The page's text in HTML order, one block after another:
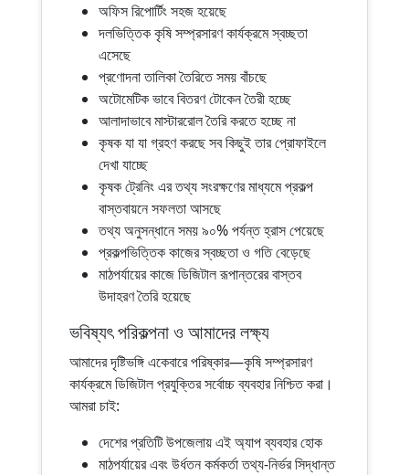
অফিস রিপোর্টিং সহজ হয়েছে
দলভিত্তিক কৃষি সম্প্রসারণ কার্যক্রমে স্বচ্ছতা
এসেছে
প্রণোদনা তালিকা তৈরিতে সময় বাঁচছে
অটোমেটিক ভাবে বিতরণ টোকেন তৈরী হচ্ছে
আলাদাভাবে মাস্টাররোল তৈরি করতে হচ্ছে না
কৃষক যা যা গ্রহণ করছে সব কিছুই তার প্রোফাইলে
দেখা যাচ্ছে
কৃষক ট্রেনিং এর তথ্য সংরক্ষণের মাধ্যমে প্রকল্প
বাস্তবায়নে সফলতা আসছে
তথ্য অনুসন্ধানে সময় ৯০% পর্যন্ত হ্রাস পেয়েছে
প্রকল্পভিত্তিক কাজের স্বচ্ছতা ও গতি বেড়েছে
মাঠপর্যায়ের কাজে ডিজিটাল রূপান্তরের বাস্তব
উদাহরণ তৈরি হয়েছে
ভবিষ্যৎ পরিকল্পনা ও আমাদের লক্ষ্য
আমাদের দৃষ্টিভঙ্গি একেবারে পরিষ্কার—কৃষি সম্প্রসারণ
কার্যক্রমে ডিজিটাল প্রযুক্তির সর্বোচ্চ ব্যবহার নিশ্চিত করা।
আমরা চাই:
দেশের প্রতিটি উপজেলায় এই অ্যাপ ব্যবহার হোক
মাঠপর্যায়ের এবং উর্ধতন কর্মকর্তা তথ্য-নির্ভর সিদ্ধান্ত